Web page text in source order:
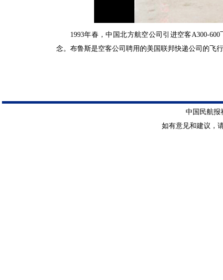
1993年春，中国北方航空公司引进空客A300-
念。布鲁斯是空客公司聘用的美国联邦快递公司的飞
中国民航报
如有意见和建议，